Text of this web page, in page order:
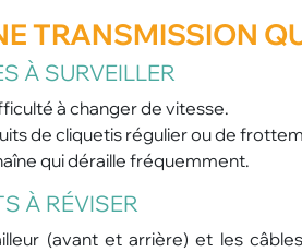
TRANSMISSION
À SURVEILLER
à changer de vitesse.
de cliquetis régulier ou de
qui déraille fréquemment.
À RÉVISER
(avant et arrière) et les